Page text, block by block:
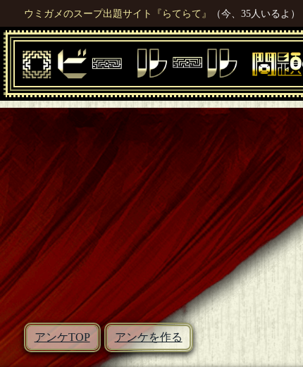
ウミガメのスープ出題サイト『らてらて』 （今、35人いるよ）
アンケTOP アンケを作る